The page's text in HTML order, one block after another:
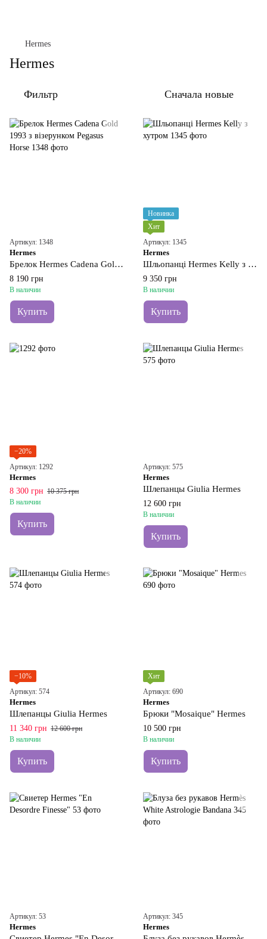
Hermes
Hermes
Фильтр Сначала новые
Артикул: 1348
Hermes
Брелок Hermes Cadena Gold 1993 з візерунком Pegasus Horse
8 190 грн
В наличии
Купить
Новинка
Хит
Артикул: 1345
Hermes
Шльопанці Hermes Kelly з хутром
9 350 грн
В наличии
Купить
−20%
Артикул: 1292
Hermes
8 300 грн 10 375 грн
В наличии
Купить
Артикул: 575
Hermes
Шлепанцы Giulia Hermes
12 600 грн
В наличии
Купить
−10%
Артикул: 574
Hermes
Шлепанцы Giulia Hermes
11 340 грн 12 600 грн
В наличии
Купить
Хит
Артикул: 690
Hermes
Брюки "Mosaique" Hermes
10 500 грн
В наличии
Купить
Артикул: 53
Hermes
Артикул: 345
Hermes